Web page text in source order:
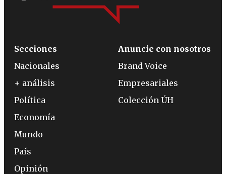
Secciones
Nacionales
+ análisis
Política
Economía
Mundo
País
Opinión
Anuncie con nosotros
Brand Voice
Empresariales
Colección ÚH